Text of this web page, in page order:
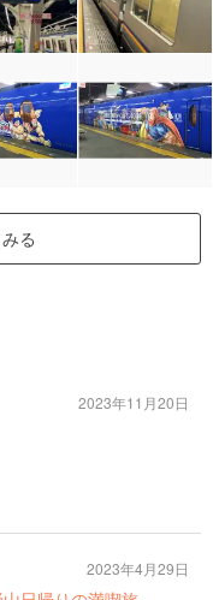
る
2023年11月20日
2023年4月29日